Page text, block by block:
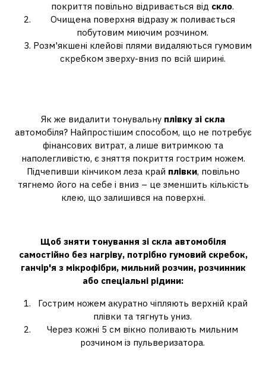
покриття повільно відривається від скло.
Очищена поверхня відразу ж поливається
побутовим миючим розчином.
Розм'якшені клейові плями видаляються гумовим
скребком зверху-вниз по всій ширині.
Як же видалити тонувальну плівку зі скла
автомобіля? Найпростішим способом, що не потребує
фінансових витрат, а лише витримкою та
наполегливістю, є зняття покриття гострим ножем.
Підчепивши кінчиком леза край плівки, повільно
тягнемо його на себе і вниз – це зменшить кількість
клею, що залишився на поверхні.
Щоб зняти тонування зі скла автомобіля
самостійно без нагріву, потрібно гумовий скребок,
ганчір'я з мікрофібри, мильний розчин, розчинник
або спеціальні рідини:
Гострим ножем акуратно чіпляють верхній край
плівки та тягнуть униз.
Через кожні 5 см вікно поливають мильним
розчином із пульверизатора.